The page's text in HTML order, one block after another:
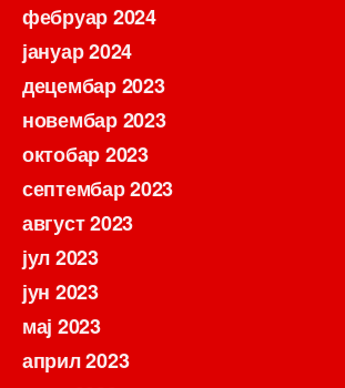
фебруар 2024
јануар 2024
децембар 2023
новембар 2023
октобар 2023
септембар 2023
август 2023
јул 2023
јун 2023
мај 2023
април 2023